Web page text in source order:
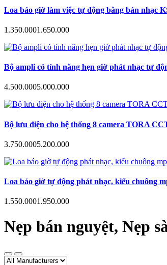
Loa báo giờ làm việc tự động bằng bản nhạc
1.350.0001.650.000
Bộ ampli có tính năng hẹn giờ phát nhạc tự
4.500.0005.000.000
Bộ lưu điện cho hệ thống 8 camera TORA
3.750.0005.200.000
Loa báo giờ tự động phát nhạc, kiểu chuông
1.550.0001.950.000
Nẹp bán nguyệt, Nẹp